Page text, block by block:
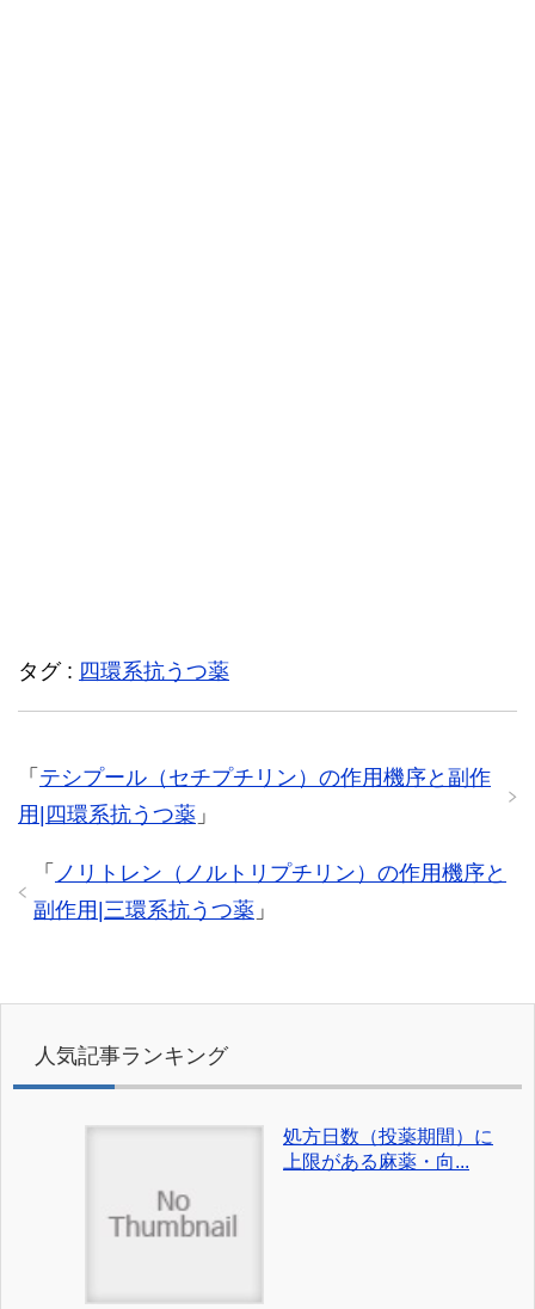
タグ : 四環系抗うつ薬
「 テシプール（セチプチリン）の作用機序と副作
用|四環系抗うつ薬 」
「 ノリトレン（ノルトリプチリン）の作用機序と
副作用|三環系抗うつ薬 」
人気記事ランキング
処方日数（投薬期間）に
上限がある麻薬・向...